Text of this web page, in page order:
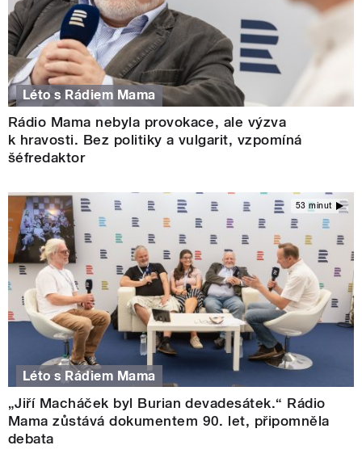
Léto s Rádiem Mama
Rádio Mama nebyla provokace, ale výzva
k hravosti. Bez politiky a vulgarit, vzpomíná
šéfredaktor
53 minut
Léto s Rádiem Mama
„Jiří Macháček byl Burian devadesátek.“ Rádio
Mama zůstává dokumentem 90. let, připomněla
debata